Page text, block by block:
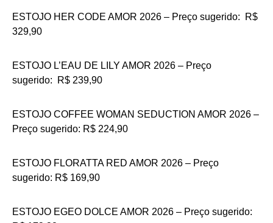
ESTOJO HER CODE AMOR 2026 – Preço sugerido: R$
329,90
ESTOJO L’EAU DE LILY AMOR 2026 – Preço
sugerido: R$ 239,90
ESTOJO COFFEE WOMAN SEDUCTION AMOR 2026 –
Preço sugerido: R$ 224,90
ESTOJO FLORATTA RED AMOR 2026 – Preço
sugerido: R$ 169,90
ESTOJO EGEO DOLCE AMOR 2026 – Preço sugerido: